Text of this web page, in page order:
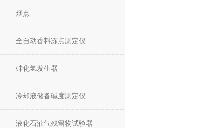
烟点
全自动香料冻点测定仪
砷化氢发生器
冷却液储备碱度测定仪
液化石油气残留物试验器